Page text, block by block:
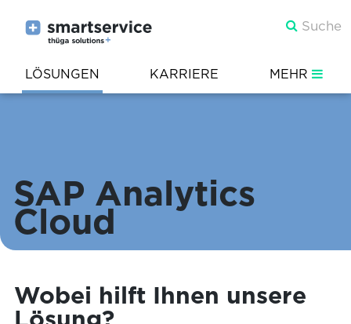
LÖSUNGEN KARRIERE MEHR
SAP Analytics
Cloud
Wobei hilft Ihnen unsere